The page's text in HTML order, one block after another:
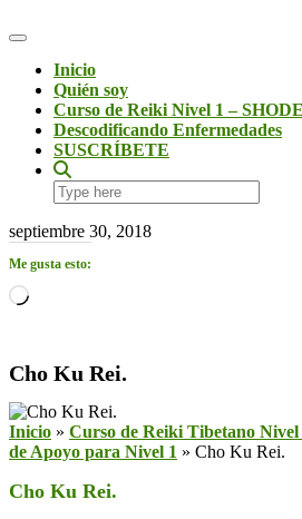
Toggle Navigation
Inicio
Quién soy
Curso de Reiki Nivel 1 –
Descodificando Enfermedades
SUSCRÍBETE
here
septiembre 30, 2018
Me gusta esto:
Cargando...
Cho Ku Rei.
Inicio » Curso de Reiki Tibetano Nivel
de Apoyo para Nivel 1 » Cho Ku Rei.
Cho Ku Rei.